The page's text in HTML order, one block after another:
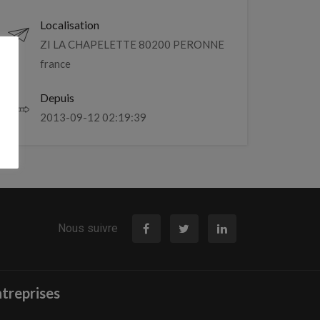
Localisation
ZI LA CHAPELETTE 80200 PERONNE
france
Depuis
2013-09-12 02:19:39
Nous suivre